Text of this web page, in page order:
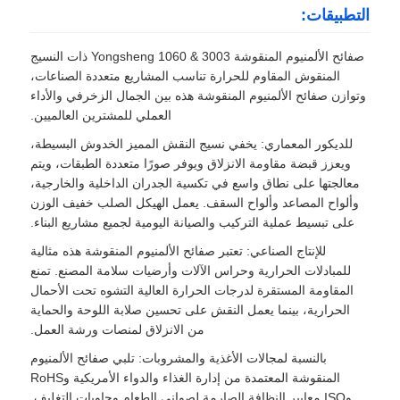
ألواح قرص الألومنيوم
قرص العسل الألومنيوم
مرآة الألومنيوم
التطبيقات:
صفائح الألمنيوم المنقوشة Yongsheng 1060 & 3003 ذات النسيج
المنقوش المقاوم للحرارة تناسب المشاريع متعددة الصناعات،
وتوازن صفائح الألمنيوم المنقوشة هذه بين الجمال الزخرفي والأداء
العملي للمشترين العالميين.
للديكور المعماري: يخفي نسيج النقش المميز الخدوش البسيطة،
ويعزز قبضة مقاومة الانزلاق ويوفر صورًا متعددة الطبقات، ويتم
معالجتها على نطاق واسع في تكسية الجدران الداخلية والخارجية،
وألواح المصاعد وألواح السقف. يعمل الهيكل الصلب خفيف الوزن
على تبسيط عملية التركيب والصيانة اليومية لجميع مشاريع البناء.
للإنتاج الصناعي: تعتبر صفائح الألمنيوم المنقوشة هذه مثالية
للمبادلات الحرارية وحراس الآلات وأرضيات سلامة المصنع. تمنع
المقاومة المستقرة لدرجات الحرارة العالية التشوه تحت الأحمال
الحرارية، بينما يعمل النقش على تحسين صلابة اللوحة والحماية
من الانزلاق لمنصات ورشة العمل.
بالنسبة لمجالات الأغذية والمشروبات: تلبي صفائح الألمنيوم
المنقوشة المعتمدة من إدارة الغذاء والدواء الأمريكية وRoHS
وISO معايير النظافة الصارمة لصواني الطعام وحاويات التغليف.